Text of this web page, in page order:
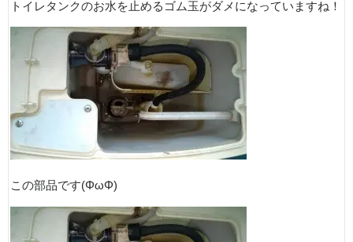
トイレタンクのお水を止めるゴム玉がダメになっていますね！
この部品です(ΦωΦ)